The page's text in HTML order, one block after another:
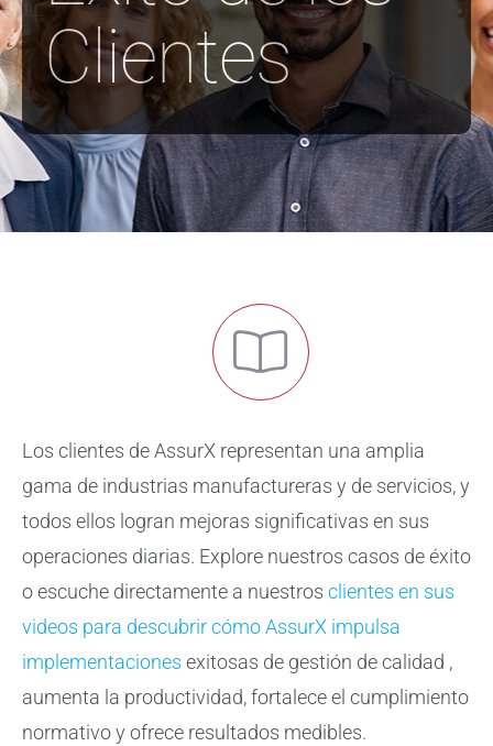
Sobre Nosotros
Contáctenos
Clientes
Los clientes de AssurX representan una amplia
gama de industrias manufactureras y de servicios, y
todos ellos logran mejoras significativas en sus
operaciones diarias. Explore nuestros casos de éxito
o escuche directamente a nuestros clientes en sus
videos para descubrir cómo AssurX impulsa
implementaciones exitosas de gestión de calidad ,
aumenta la productividad, fortalece el cumplimiento
normativo y ofrece resultados medibles.